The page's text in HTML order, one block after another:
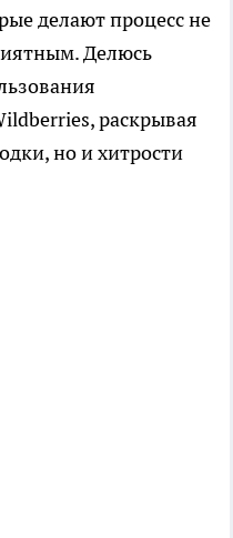
делают процесс не
Делюсь
раскрывая
но и хитрости